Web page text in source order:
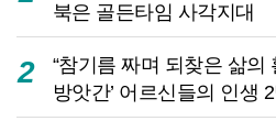
북은 골든타임 사각지대
2
“참기름 짜며 되찾은 삶의
방앗간’ 어르신들의 인생